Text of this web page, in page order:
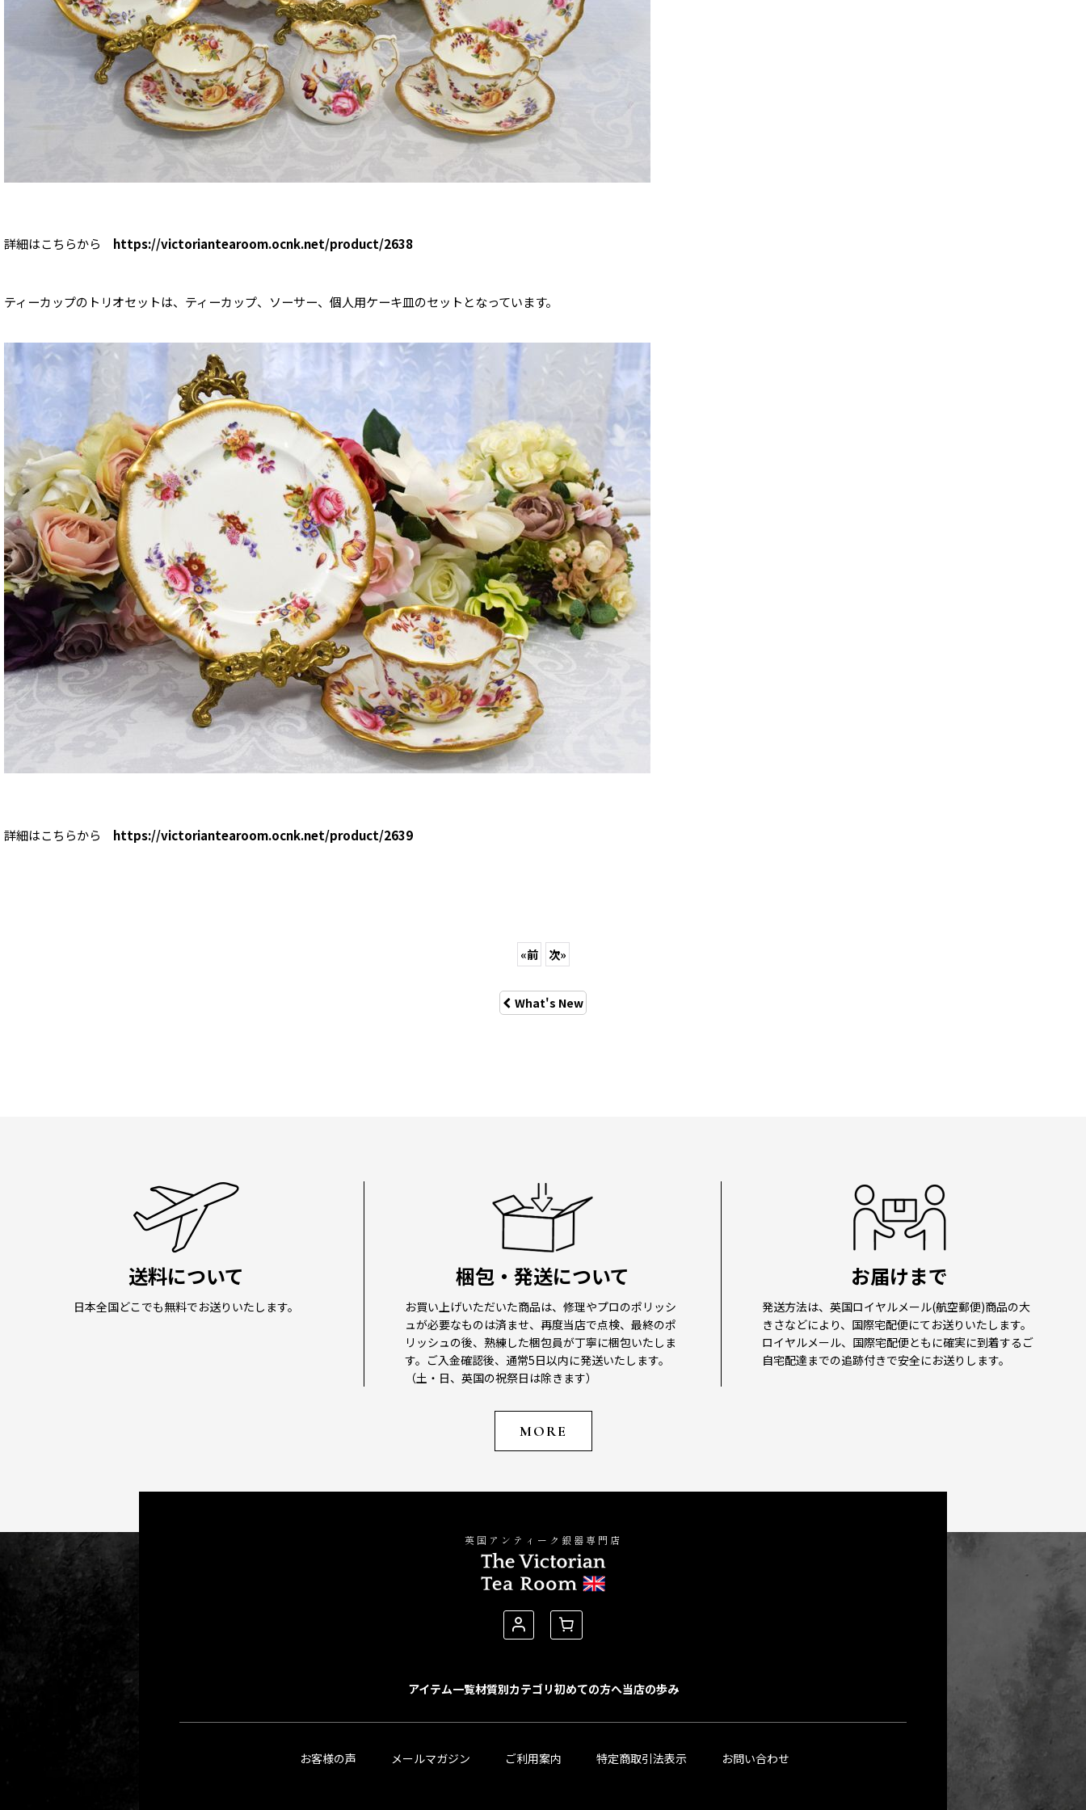
詳細はこちらから https://victoriantearoom.ocnk.net/product/2638
ティーカップのトリオセットは、ティーカップ、ソーサー、個人用ケーキ皿のセットとなっています。
詳細はこちらから https://victoriantearoom.ocnk.net/product/2639
«前 次»
What's New
送料について
日本全国どこでも無料でお送りいたします。
梱包・発送について
お買い上げいただいた商品は、修理やプロのポリッシ
ュが必要なものは済ませ、再度当店で点検、最終のポ
リッシュの後、熟練した梱包員が丁寧に梱包いたしま
す。ご入金確認後、通常5日以内に発送いたします。
（土・日、英国の祝祭日は除きます）
お届けまで
発送方法は、英国ロイヤルメール(航空郵便)商品の大
きさなどにより、国際宅配便にてお送りいたします。
ロイヤルメール、国際宅配便ともに確実に到着するご
自宅配達までの追跡付きで安全にお送りします。
MORE
英国アンティーク銀器専門店
アイテム一覧材質別カテゴリ初めての方へ当店の歩み
お客様の声 メールマガジン ご利用案内 特定商取引法表示 お問い合わせ